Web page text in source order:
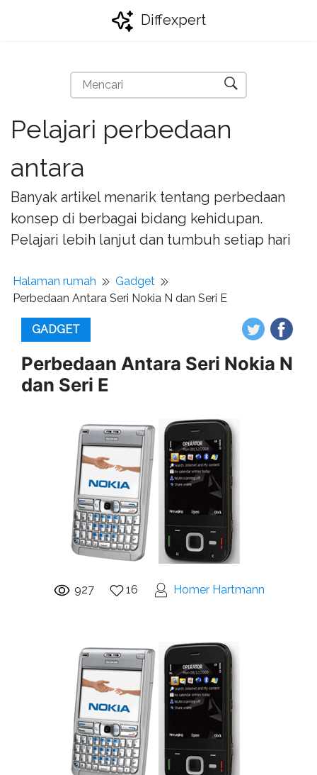
Diffexpert
Pelajari perbedaan
antara
Banyak artikel menarik tentang perbedaan
konsep di berbagai bidang kehidupan.
Pelajari lebih lanjut dan tumbuh setiap hari
Halaman rumah
Gadget
Perbedaan Antara Seri Nokia N dan Seri E
GADGET
Perbedaan Antara Seri Nokia N
dan Seri E
927 16 Homer Hartmann